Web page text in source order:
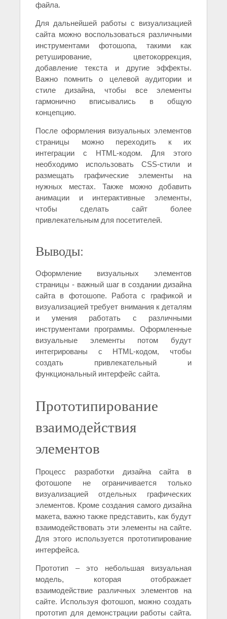
файла.
Для дальнейшей работы с визуализацией
сайта можно воспользоваться различными
инструментами фотошопа, такими как
ретуширование, цветокоррекция,
добавление текста и другие эффекты.
Важно помнить о целевой аудитории и
стиле дизайна, чтобы все элементы
гармонично вписывались в общую
концепцию.
После оформления визуальных элементов
страницы можно переходить к их
интеграции с HTML-кодом. Для этого
необходимо использовать CSS-стили и
размещать графические элементы на
нужных местах. Также можно добавить
анимации и интерактивные элементы,
чтобы сделать сайт более
привлекательным для посетителей.
Выводы:
Оформление визуальных элементов
страницы - важный шаг в создании дизайна
сайта в фотошопе. Работа с графикой и
визуализацией требует внимания к деталям
и умения работать с различными
инструментами программы. Оформленные
визуальные элементы потом будут
интегрированы с HTML-кодом, чтобы
создать привлекательный и
функциональный интерфейс сайта.
Прототипирование
взаимодействия
элементов
Процесс разработки дизайна сайта в
фотошопе не ограничивается только
визуализацией отдельных графических
элементов. Кроме создания самого дизайна
макета, важно также представить, как будут
взаимодействовать эти элементы на сайте.
Для этого используется прототипирование
интерфейса.
Прототип – это небольшая визуальная
модель, которая отображает
взаимодействие различных элементов на
сайте. Используя фотошоп, можно создать
прототип для демонстрации работы сайта.